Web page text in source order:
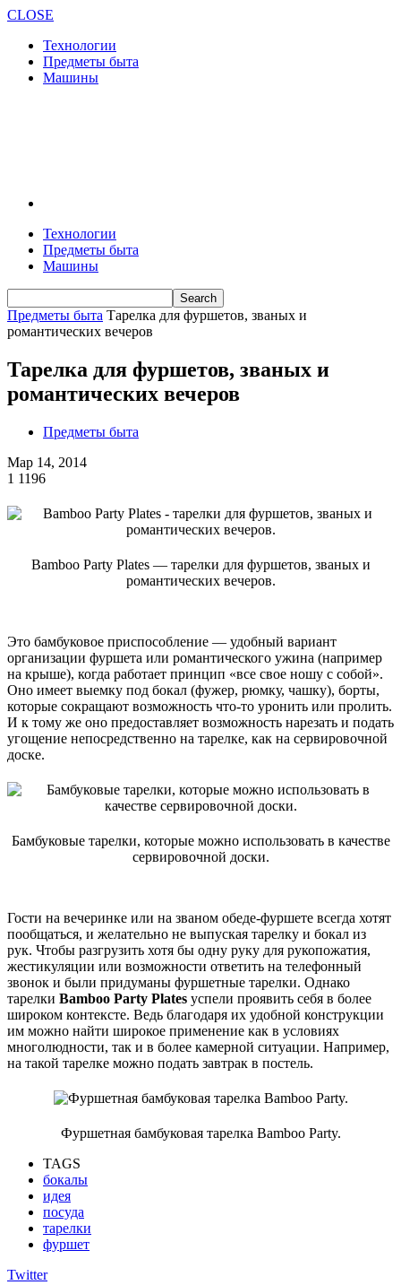
CLOSE
Технологии
Предметы быта
Машины
Технологии
Предметы быта
Машины
Предметы быта Тарелка для фуршетов, званых и
романтических вечеров
Тарелка для фуршетов, званых и
романтических вечеров
Предметы быта
Мар 14, 2014
1 1196
Bamboo Party Plates — тарелки для фуршетов, званых и
романтических вечеров.
Это бамбуковое приспособление — удобный вариант
организации фуршета или романтического ужина (например
на крыше), когда работает принцип «все свое ношу с собой».
Оно имеет выемку под бокал (фужер, рюмку, чашку), борты,
которые сокращают возможность что-то уронить или пролить.
И к тому же оно предоставляет возможность нарезать и подать
угощение непосредственно на тарелке, как на сервировочной
доске.
Бамбуковые тарелки, которые можно использовать в качестве
сервировочной доски.
Гости на вечеринке или на званом обеде-фуршете всегда хотят
пообщаться, и желательно не выпуская тарелку и бокал из
рук. Чтобы разгрузить хотя бы одну руку для рукопожатия,
жестикуляции или возможности ответить на телефонный
звонок и были придуманы фуршетные тарелки. Однако
тарелки Bamboo Party Plates успели проявить себя в более
широком контексте. Ведь благодаря их удобной конструкции
им можно найти широкое применение как в условиях
многолюдности, так и в более камерной ситуации. Например,
на такой тарелке можно подать завтрак в постель.
Фуршетная бамбуковая тарелка Bamboo Party.
TAGS
бокалы
идея
посуда
тарелки
фуршет
Twitter